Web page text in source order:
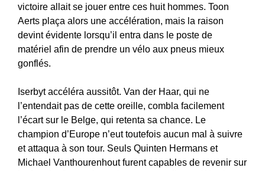
victoire allait se jouer entre ces huit hommes. Toon
Aerts plaça alors une accélération, mais la raison
devint évidente lorsqu’il entra dans le poste de
matériel afin de prendre un vélo aux pneus mieux
gonflés.
Iserbyt accéléra aussitôt. Van der Haar, qui ne
l’entendait pas de cette oreille, combla facilement
l’écart sur le Belge, qui retenta sa chance. Le
champion d’Europe n’eut toutefois aucun mal à suivre
et attaqua à son tour. Seuls Quinten Hermans et
Michael Vanthourenhout furent capables de revenir sur